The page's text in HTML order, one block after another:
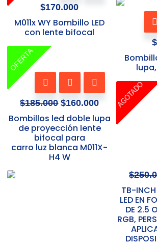
elegir
en
la
$170.000
M011x WY Bombillo LED
con lente bifocal
$
OFERTA
$185.000
was:
$185.000.
$160.000
is:
$160.000.
Bombillos led doble lupa
de proyección lente
bifocal para
carro luz blanca M011X-
H4 W
AGOTADO
$
TB-INCH
LED EN
DE 2.5
RGB,